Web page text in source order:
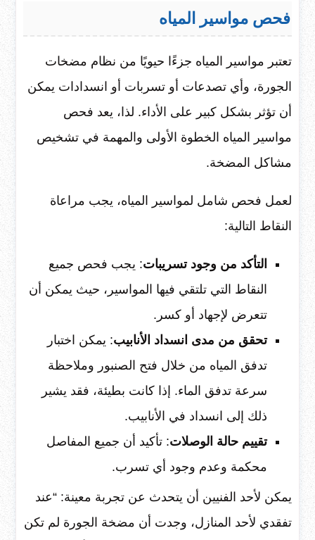
فحص مواسير المياه
تعتبر مواسير المياه جزءًا حيويًا من نظام مضخات
الجورة، وأي تصدعات أو تسربات أو انسدادات يمكن
أن تؤثر بشكل كبير على الأداء. لذا، يعد فحص
مواسير المياه الخطوة الأولى والمهمة في تشخيص
مشاكل المضخة.
لعمل فحص شامل لمواسير المياه، يجب مراعاة
النقاط التالية:
التأكد من وجود تسريبات: يجب فحص جميع
النقاط التي تلتقي فيها المواسير، حيث يمكن أن
تتعرض لإجهاد أو كسر.
تحقق من مدى انسداد الأنابيب: يمكن اختبار
تدفق المياه من خلال فتح الصنبور وملاحظة
سرعة تدفق الماء. إذا كانت بطيئة، فقد يشير
ذلك إلى انسداد في الأنابيب.
تقييم حالة الوصلات: تأكيد أن جميع المفاصل
محكمة وعدم وجود أي تسرب.
يمكن لأحد الفنيين أن يتحدث عن تجربة معينة: “عند
تفقدي لأحد المنازل، وجدت أن مضخة الجورة لم تكن